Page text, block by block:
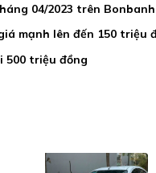
04/2023 trên Bonbanh
mạnh lên đến 150 triệu
500 triệu đồng